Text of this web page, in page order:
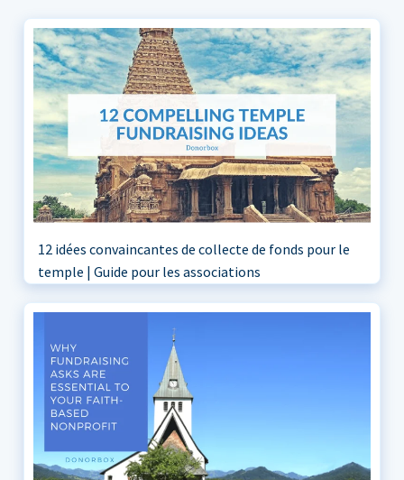
12 idées convaincantes de collecte de fonds pour le
temple | Guide pour les associations